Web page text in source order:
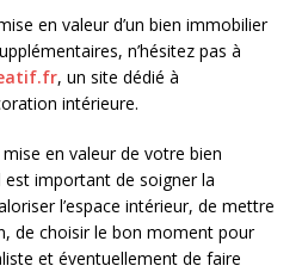
en valeur d’un bien immobilier
n’hésitez pas à
, un site dédié à
intérieure.
en valeur de votre bien
important de soigner la
l’espace intérieur, de mettre
de choisir le bon moment pour
et éventuellement de faire